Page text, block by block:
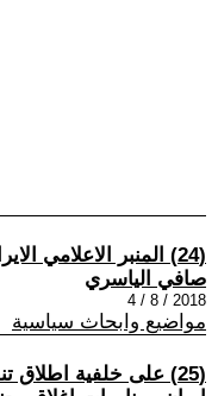
(24) المنبر الاعلامي الايراني ببيروت
صافي الياسري
2018 / 8 / 4
مواضيع وابحاث سياسية
(25) على خلفية اطلاق